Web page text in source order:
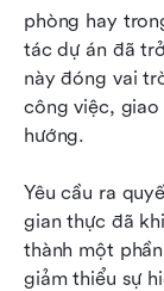
phòng hay
tác dự án đã
này đóng vai
công việc,
hướng.
Yêu cầu ra
gian thực đã
thành một
giảm thiểu sự
Lợi ích của
án
Những câu
Đọc thêm